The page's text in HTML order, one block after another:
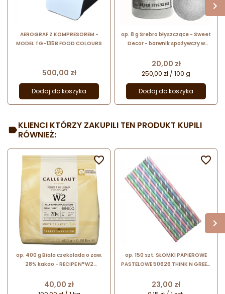
AEROGRAF Z KOMPRESOREM -
MODEL TG-135B FOOD COLOURS
Cena
500,00 zł
Dodaj do koszyka
op. 8 g Srebro błyszczące - Sweet
Decor - barwnik spożywczy w
dekorowania
Cena
20,00 zł
250,00 zł / 100 g
Dodaj do koszyka
KLIENCI KTÓRZY ZAKUPILI TEN PRODUKT KUPILI
RÓWNIEŻ:
op. 400 g Biała czekolada o zaw.
28% kakao - RECIPE N°W2
Cena
40,00 zł

op. 150 szt. SŁOMKI PAPIEROWE
PASTELOWE 50626 THINK N GREEN
dł. 230 mm
Cena
23,00 zł
